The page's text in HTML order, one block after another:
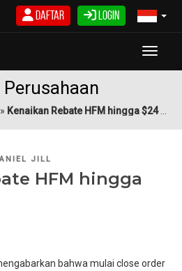
Login
Daftar
Perusahaan
» Kenaikan Rebate HFM hingga $24 per lot
JILL
HFM hingga
bahwa mulai close order